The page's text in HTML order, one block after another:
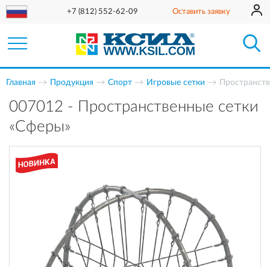
+7 (812) 552-62-09 Оставить заявку
Главная Продукция Спорт Игровые сетки
007012 - Пространственные сетки
«Сферы»